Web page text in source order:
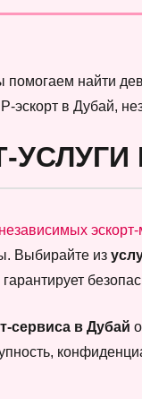
найти
эскорт в Дубай,
независимых
Выбирайте из
сервиса в Дубай